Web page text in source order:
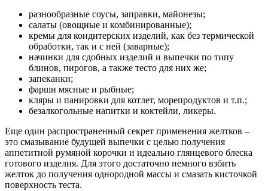
разнообразные соусы, заправки, майонезы;
салаты (овощные и комбинированные);
кремы для кондитерских изделий, как без термической
обработки, так и с ней (заварные);
начинки для сдобных изделий и выпечки по типу
блинов, пирогов, а также тесто для них же;
запеканки;
фарши мясные и рыбные;
кляры и панировки для котлет, морепродуктов и т.п.;
безалкогольные напитки и коктейли, ликеры.
Еще один распространенный секрет применения желтков –
это смазывание будущей выпечки с целью получения
аппетитной румяной корочки и идеально глянцевого блеска
готового изделия. Для этого достаточно немного взбить
желток до получения однородной массы и смазать кисточкой
поверхность теста.